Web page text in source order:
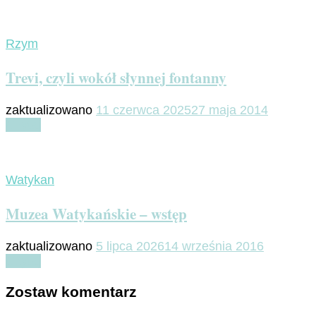
Rzym
Trevi, czyli wokół słynnej fontanny
zaktualizowano 11 czerwca 202527 maja 2014
Watykan
Muzea Watykańskie – wstęp
zaktualizowano 5 lipca 202614 września 2016
Zostaw komentarz